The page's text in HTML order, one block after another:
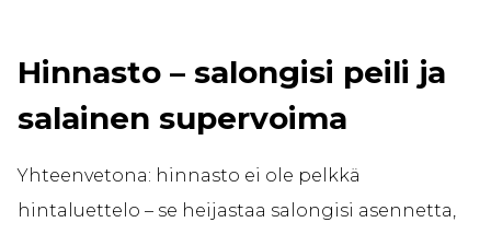
Hinnasto – salongisi peili ja
salainen supervoima
Yhteenvetona: hinnasto ei ole pelkkä
hintaluettelo – se heijastaa salongisi asennetta,